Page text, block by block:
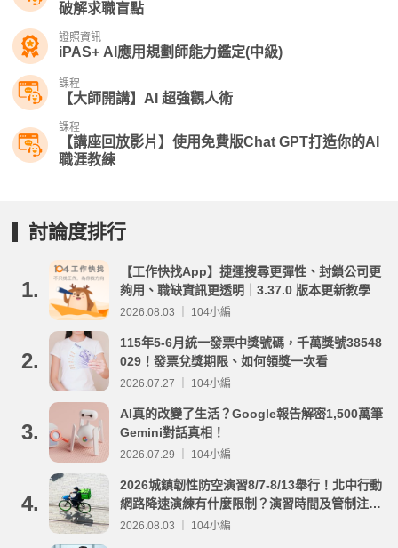
破解求職盲點
證照資訊
iPAS+ AI應用規劃師能力鑑定(中級)
課程
【大師開講】AI 超強觀人術
課程
【講座回放影片】使用免費版Chat GPT打造你的AI
職涯教練
討論度排行
1.
【工作快找App】捷運搜尋更彈性、封鎖公司更
夠用、職缺資訊更透明｜3.37.0 版本更新教學
2026.08.03 ｜ 104小編
2.
115年5-6月統一發票中獎號碼，千萬獎號38548
029！發票兌獎期限、如何領獎一次看
2026.07.27 ｜ 104小編
3.
AI真的改變了生活？Google報告解密1,500萬筆
Gemini對話真相！
2026.07.29 ｜ 104小編
4.
2026城鎮韌性防空演習8/7-8/13舉行！北中行動
網路降速演練有什麼限制？演習時間及管制注意
事項整理
2026.08.03 ｜ 104小編